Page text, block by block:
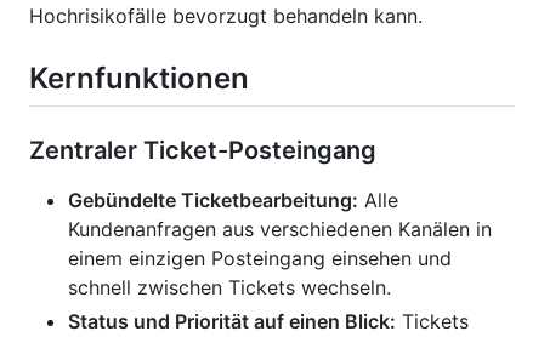
Hochrisikofälle bevorzugt behandeln kann.
Kernfunktionen
Zentraler Ticket-Posteingang
Gebündelte Ticketbearbeitung: Alle
Kundenanfragen aus verschiedenen Kanälen in
einem einzigen Posteingang einsehen und
schnell zwischen Tickets wechseln.
Status und Priorität auf einen Blick: Tickets